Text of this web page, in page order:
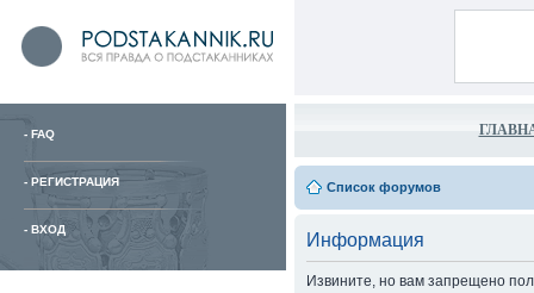
- FAQ
- РЕГИСТРАЦИЯ
- ВХОД
Список форумов
Информация
Извините, но вам запрещено